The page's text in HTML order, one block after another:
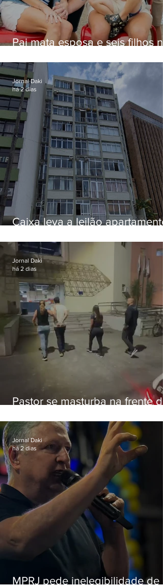
Pai mata esposa e seis filhos
Caixa leva a leilão apartamento
Botafogo
Jornal Daki
há 2 dias
Pastor se masturba na frente de
Jornal Daki
há 2 dias
MPRJ pede inelegibilidade de
Jornal Daki
há 2 dias